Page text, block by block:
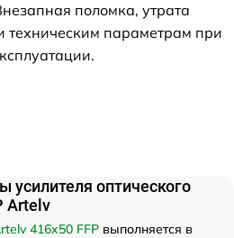
поломка, утрата
техническим параметрам при
оптического
Artelv
416x50 FFP выполняется в